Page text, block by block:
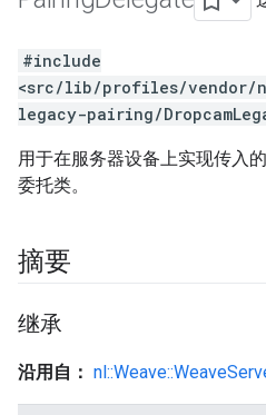
#include
<src/lib/profiles/vendor/
legacy-pairing/
用于在服务器设备上实现传入
委托类。
摘要
继承
沿用自：